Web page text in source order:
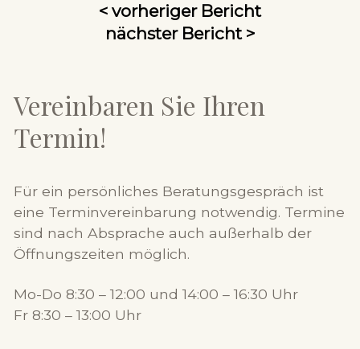
< vorheriger Bericht
nächster Bericht >
Vereinbaren Sie Ihren
Termin!
Für ein persönliches Beratungsgespräch ist
eine Terminvereinbarung notwendig. Termine
sind nach Absprache auch außerhalb der
Öffnungszeiten möglich.
Mo-Do 8:30 – 12:00 und 14:00 – 16:30 Uhr
Fr 8:30 – 13:00 Uhr